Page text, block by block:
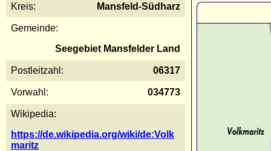
Kreis: Mansfeld-Südharz
Gemeinde:
Seegebiet Mansfelder Land
Postleitzahl: 06317
Vorwahl: 034773
Wikipedia:
https://de.wikipedia.org/wiki/de:Volk
maritz